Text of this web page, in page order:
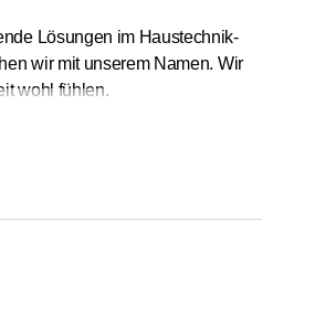
Lösungen im Haustechnik-
wir mit unserem Namen. Wir
wohl fühlen.